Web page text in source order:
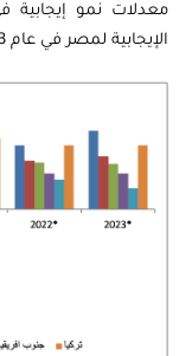
معدلات نمو إيجابية
الإيجابية لمصر في عام 2023 باقي الدول.